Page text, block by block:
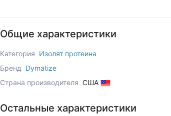
Общие характеристики
Категория Изолят протеина
Бренд
Dymatize
Страна производителя США
Остальные характеристики